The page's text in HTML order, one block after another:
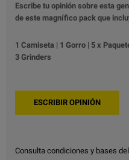
Escribe tu opinión sobre esta
de este magnífico pack que
1 Camiseta | 1 Gorro | 5 x
3 Grinders
Consulta condiciones y bases